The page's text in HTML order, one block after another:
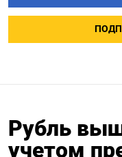
Рубль
учетом